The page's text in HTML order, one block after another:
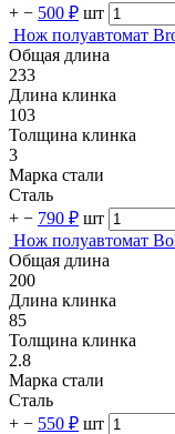
+ − 500 ₽ шт
Нож полуавтомат
Общая длина
233
Длина клинка
103
Толщина клинка
3
Марка стали
Сталь
+ − 790 ₽ шт
Нож полуавтомат
Общая длина
200
Длина клинка
85
Толщина клинка
2.8
Марка стали
Сталь
+ − 550 ₽ шт